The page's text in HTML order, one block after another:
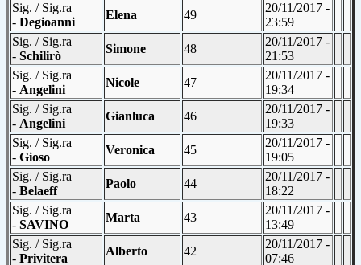
Sig. / Sig.ra
- Degioanni
Elena 49
20/11/2017 -
23:59
Sig. / Sig.ra
- Schilirò
Simone 48
20/11/2017 -
21:53
Sig. / Sig.ra
- Angelini
Nicole 47
20/11/2017 -
19:34
Sig. / Sig.ra
- Angelini
Gianluca 46
20/11/2017 -
19:33
Sig. / Sig.ra
- Gioso
Veronica 45
20/11/2017 -
19:05
Sig. / Sig.ra
- Belaeff
Paolo 44
20/11/2017 -
18:22
Sig. / Sig.ra
- SAVINO
Marta 43
20/11/2017 -
13:49
Sig. / Sig.ra
- Privitera
Alberto 42
20/11/2017 -
07:46